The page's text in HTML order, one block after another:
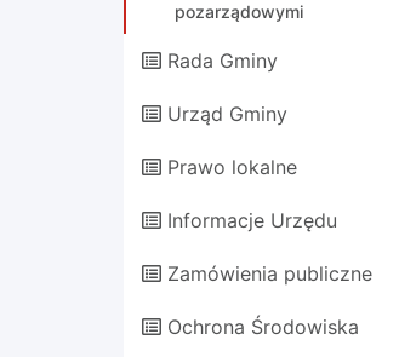
pozarządowymi
Rada Gminy
Urząd Gminy
Prawo lokalne
Informacje Urzędu
Zamówienia publiczne
Ochrona Środowiska